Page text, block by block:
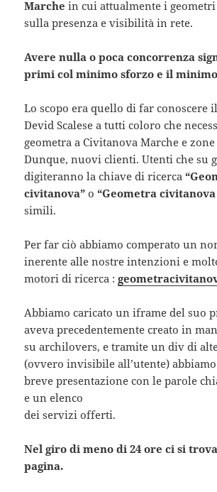
Marche in cui attualmente i
sulla presenza e visibilità in rete.
Avere nulla o poca concorrenza
primi col minimo sforzo e il
Lo scopo era quello di far conoscere
Devid Scalese a tutti coloro che
geometra a Civitanova Marche e
Dunque, nuovi clienti. Utenti che su
digiteranno la chiave di ricerca
civitanova” o “Geometra
simili.
Per far ciò abbiamo comperato un
inerente alle nostre intenzioni e
motori di ricerca :
Abbiamo caricato un iframe del suo
aveva precedentemente creato in
su archilovers, e tramite un div di
(ovvero invisibile all’utente)
breve presentazione con le parole
e un elenco
dei servizi offerti.
Nel giro di meno di 24 ore ci si
pagina.